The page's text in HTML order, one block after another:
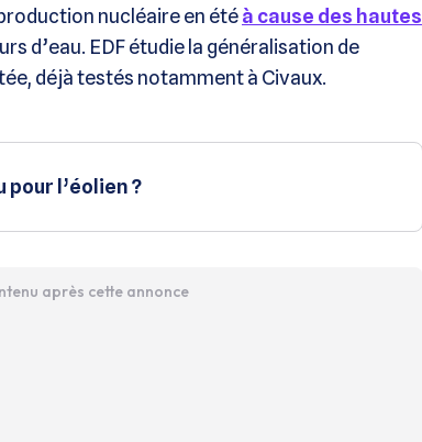
nucléaire en étéà cause des hautes
d’eau. EDF étudie la généralisation de
déjà testés notamment à Civaux.
l’éolien ?
après cette annonce